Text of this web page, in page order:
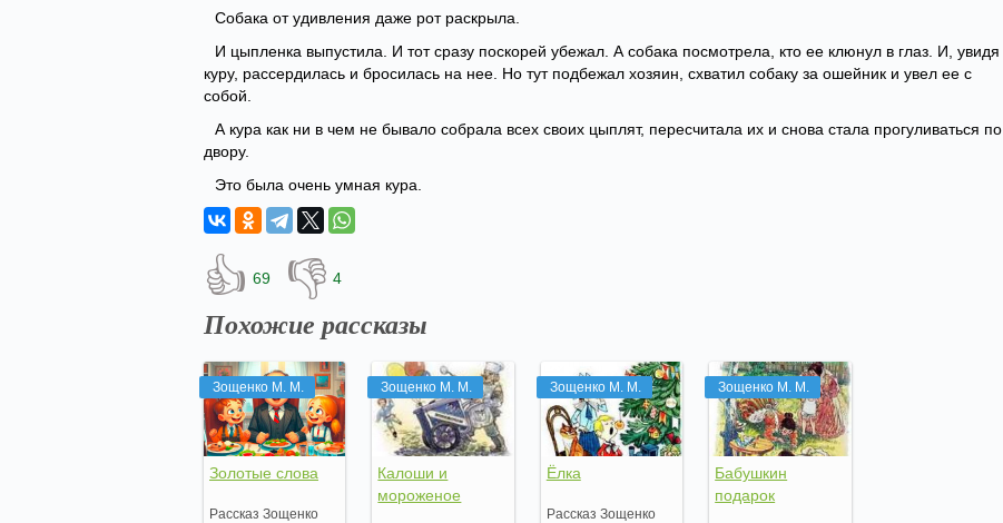
Собака от удивления даже рот раскрыла.
И цыпленка выпустила. И тот сразу поскорей убежал. А собака посмотрела, кто ее клюнул в глаз. И, увидя
куру, рассердилась и бросилась на нее. Но тут подбежал хозяин, схватил собаку за ошейник и увел ее с
собой.
А кура как ни в чем не бывало собрала всех своих цыплят, пересчитала их и снова стала прогуливаться по
двору.
Это была очень умная кура.
👍 69 👎 4
Похожие рассказы
Зощенко М. М.
Золотые слова
Рассказ Зощенко
Зощенко М. М.
Калоши и
мороженое
Зощенко М. М.
Ёлка
Рассказ Зощенко
Зощенко М. М.
Бабушкин
подарок